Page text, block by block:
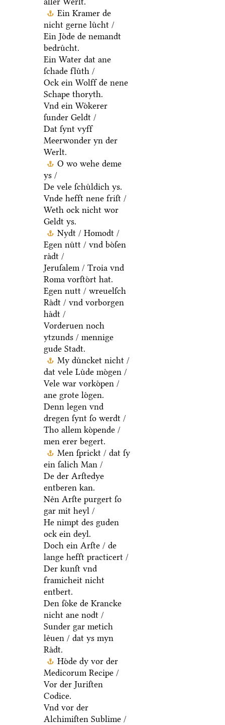
Ein Kramer de
nicht gerne luͤcht /
Ein Joͤde de nemandt
bedruͤcht.
Ein Water dat ane
ſchade fluͤth /
Ock ein Wolff de nene
Schape thoryth.
Vnd ein Woͤkerer
ſunder Geldt /
Dat ſynt vyff
Meerwonder yn der
Werlt.
O wo wehe deme
ys /
De vele ſchuͤldich ys.
Vnde hefft nene friſt /
Weth ock nicht wor
Geldt ys.
Nydt / Homodt /
Egen nuͤtt / vnd boͤſen
raͤdt /
Jeruſalem / Troia vnd
Roma vorſtoͤrt hat.
Egen nutt / wreuelſch
Raͤdt / vnd vorborgen
haͤdt /
Vorderuen noch
ytzunds / mennige
gude Stadt.
My duͤncket nicht /
dat vele Luͤde moͤgen /
Vele war vorkoͤpen /
ane grote loͤgen.
Denn legen vnd
dregen ſynt ſo werdt /
Tho allem koͤpende /
men erer begert.
Men ſprickt / dat ſy
ein ſalich Man /
De der Arſtedye
entberen kan.
Neͤn Arſte purgert ſo
gar mit heyl /
He nimpt des guden
ock ein deyl.
Doch ein Arſte / de
lange hefft practicert /
Der kunſt vnd
framicheit nicht
entbert.
Den ſoͤke de Krancke
nicht ane nodt /
Sunder gar metich
leͤuen / dat ys myn
Raͤdt.
Hoͤde dy vor der
Medicorum Recipe /
Vor der Juriſten
Codice.
Vnd vor der
Alchimiſten Sublime /